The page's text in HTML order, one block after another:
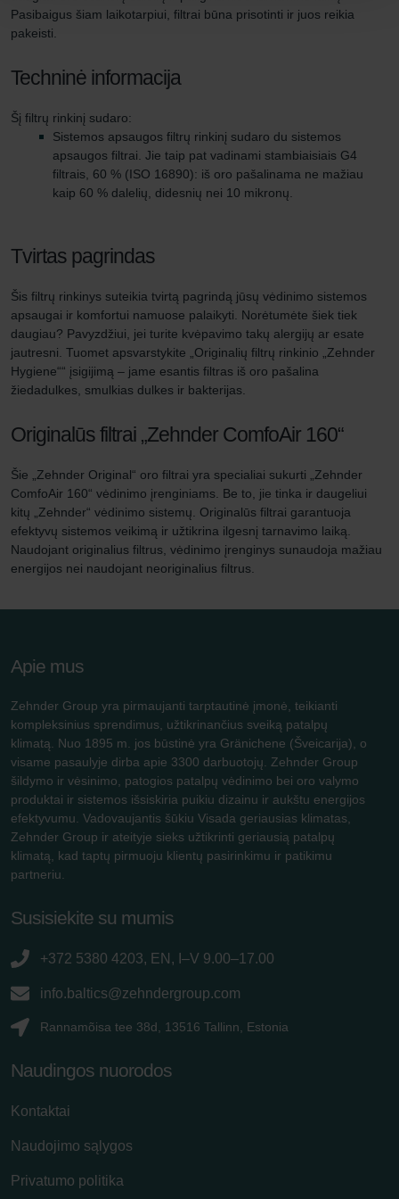
Pasibaigus šiam laikotarpiui, filtrai būna prisotinti ir juos reikia
pakeisti.
Techninė informacija
Šį filtrų rinkinį sudaro:
Sistemos apsaugos filtrų rinkinį sudaro du sistemos
apsaugos filtrai. Jie taip pat vadinami stambiaisiais G4
filtrais, 60 % (ISO 16890): iš oro pašalinama ne mažiau
kaip 60 % dalelių, didesnių nei 10 mikronų.
Tvirtas pagrindas
Šis filtrų rinkinys suteikia tvirtą pagrindą jūsų vėdinimo sistemos
apsaugai ir komfortui namuose palaikyti. Norėtumėte šiek tiek
daugiau? Pavyzdžiui, jei turite kvėpavimo takų alergijų ar esate
jautresni. Tuomet apsvarstykite „Originalių filtrų rinkinio „Zehnder
Hygiene““ įsigijimą – jame esantis filtras iš oro pašalina
žiedadulkes, smulkias dulkes ir bakterijas.
Originalūs filtrai „Zehnder ComfoAir 160“
Šie „Zehnder Original“ oro filtrai yra specialiai sukurti „Zehnder
ComfoAir 160“ vėdinimo įrenginiams. Be to, jie tinka ir daugeliui
kitų „Zehnder“ vėdinimo sistemų. Originalūs filtrai garantuoja
efektyvų sistemos veikimą ir užtikrina ilgesnį tarnavimo laiką.
Naudojant originalius filtrus, vėdinimo įrenginys sunaudoja mažiau
energijos nei naudojant neoriginalius filtrus.
Apie mus
Zehnder Group yra pirmaujanti tarptautinė įmonė, teikianti
kompleksinius sprendimus, užtikrinančius sveiką patalpų
klimatą. Nuo 1895 m. jos būstinė yra Gränichene (Šveicarija), o
visame pasaulyje dirba apie 3300 darbuotojų. Zehnder Group
šildymo ir vėsinimo, patogios patalpų vėdinimo bei oro valymo
produktai ir sistemos išsiskiria puikiu dizainu ir aukštu energijos
efektyvumu. Vadovaujantis šūkiu Visada geriausias klimatas,
Zehnder Group ir ateityje sieks užtikrinti geriausią patalpų
klimatą, kad taptų pirmuoju klientų pasirinkimu ir patikimu
partneriu.
Susisiekite su mumis
+372 5380 4203, EN, I–V 9.00–17.00
info.baltics@zehndergroup.com
Rannamõisa tee 38d, 13516 Tallinn, Estonia
Naudingos nuorodos
Kontaktai
Naudojimo sąlygos
Privatumo politika